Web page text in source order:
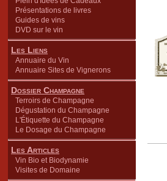
Présentations de livres
Guides de vins
DVD sur le vin
Les Liens
Annuaire du Vin
Annuaire Sites de Vignerons
Dossier Champagne
Terroirs de Champagne
Dégustation du Champagne
L'Étiquette du Champagne
Le Dosage du Champagne
Les Articles
Vin Bio et Biodynamie
Visites de Domaine